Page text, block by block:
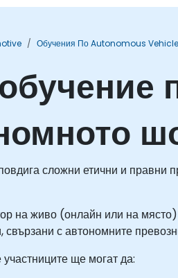
Обучения По Autonomous
сложни етични и правни
на живо (онлайн или на
с автономните
ще могат да: